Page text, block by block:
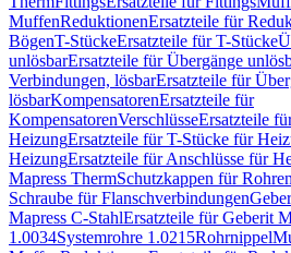
MuffenReduktionenErsatzteile für
BögenT-StückeErsatzteile für T-Stücke
unlösbarErsatzteile für Übergänge
Verbindungen, lösbarErsatzteile für
lösbarKompensatorenErsatzteile für
KompensatorenVerschlüsseErsatzteile
HeizungErsatzteile für T-Stücke für
HeizungErsatzteile für Anschlüsse für
Mapress ThermSchutzkappen für
Schraube für Flanschverbindungen
Mapress C-StahlErsatzteile für Geberit
1.0034Systemrohre 1.0215Rohrnippel